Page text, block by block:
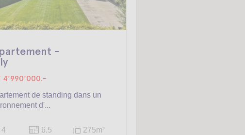
-
4'990'000.-
de standing dans un
d'...
4 6.5 275m2